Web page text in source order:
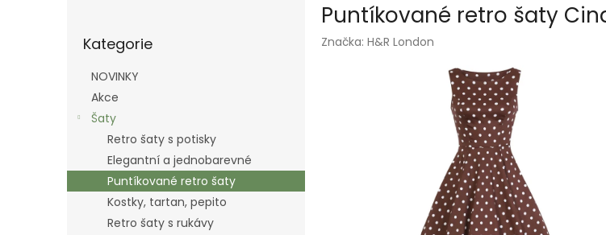
a
n
kategorie
Kategorie
NOVINKY
Akce
Šaty
Retro šaty s potisky
Elegantní a jednobarevné
Puntíkované retro šaty
Kostky, tartan, pepito
Retro šaty s rukávy
Puntíkované retro šaty
Značka: H&R London